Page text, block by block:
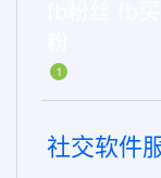
1
社交软件